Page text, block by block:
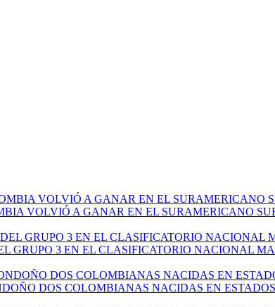
VOLVIÓ A GANAR EN EL SURAMERICANO
GRUPO 3 EN EL CLASIFICATORIO NACIONAL
DOS COLOMBIANAS NACIDAS EN